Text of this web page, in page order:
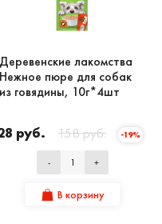
Деревенские лакомства
Нежное пюре для собак
из говядины, 10г*4шт
руб. 158 руб. -19%
- +
В корзину